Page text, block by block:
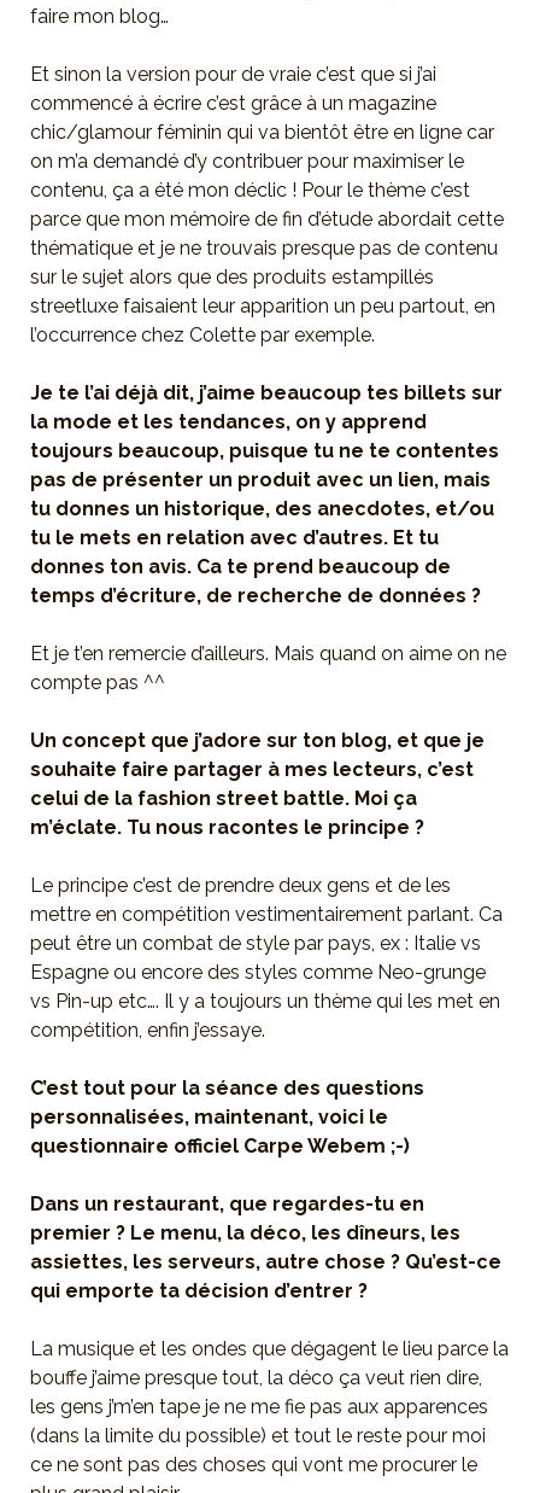
faire mon blog…
Et sinon la version pour de vraie c’est que si j’ai
commencé à écrire c’est grâce à un magazine
chic/glamour féminin qui va bientôt être en ligne car
on m’a demandé d’y contribuer pour maximiser le
contenu, ça a été mon déclic ! Pour le thème c’est
parce que mon mémoire de fin d’étude abordait cette
thématique et je ne trouvais presque pas de contenu
sur le sujet alors que des produits estampillés
streetluxe faisaient leur apparition un peu partout, en
l’occurrence chez Colette par exemple.
Je te l’ai déjà dit, j’aime beaucoup tes billets sur
la mode et les tendances, on y apprend
toujours beaucoup, puisque tu ne te contentes
pas de présenter un produit avec un lien, mais
tu donnes un historique, des anecdotes, et/ou
tu le mets en relation avec d’autres. Et tu
donnes ton avis. Ca te prend beaucoup de
temps d’écriture, de recherche de données ?
Et je t’en remercie d’ailleurs. Mais quand on aime on ne
compte pas ^^
Un concept que j’adore sur ton blog, et que je
souhaite faire partager à mes lecteurs, c’est
celui de la fashion street battle. Moi ça
m’éclate. Tu nous racontes le principe ?
Le principe c’est de prendre deux gens et de les
mettre en compétition vestimentairement parlant. Ca
peut être un combat de style par pays, ex : Italie vs
Espagne ou encore des styles comme Neo-grunge
vs Pin-up etc…. Il y a toujours un thème qui les met en
compétition, enfin j’essaye.
C’est tout pour la séance des questions
personnalisées, maintenant, voici le
questionnaire officiel Carpe Webem ;-)
Dans un restaurant, que regardes-tu en
premier ? Le menu, la déco, les dîneurs, les
assiettes, les serveurs, autre chose ? Qu’est-ce
qui emporte ta décision d’entrer ?
La musique et les ondes que dégagent le lieu parce la
bouffe j’aime presque tout, la déco ça veut rien dire,
les gens j’m’en tape je ne me fie pas aux apparences
(dans la limite du possible) et tout le reste pour moi
ce ne sont pas des choses qui vont me procurer le